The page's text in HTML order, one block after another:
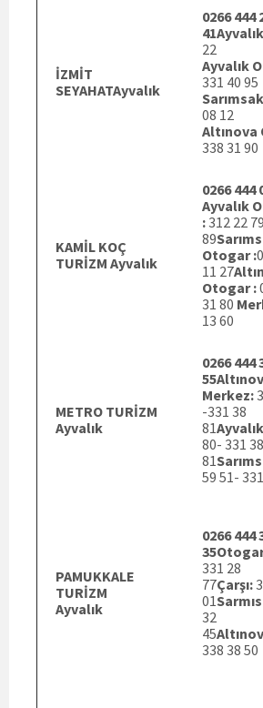
İZMİT
SEYAHATAyvalık
0266 444
41Ayvalık
22
Ayvalık
331 40 95
08 12
338 31 90
KAMİL KOÇ
TURİZM Ayvalık
0266 444
Ayvalık
:312 22
89
Otogar :
11 27
Otogar :
31 80
13 60
METRO TURİZM
Ayvalık
0266 444
55
Merkez:
-331 38
81
80- 331 38
81
59 51-
PAMUKKALE
TURİZM
Ayvalık
0266 444
35
331 28
77Çarşı:
01
32
45
338 38 50